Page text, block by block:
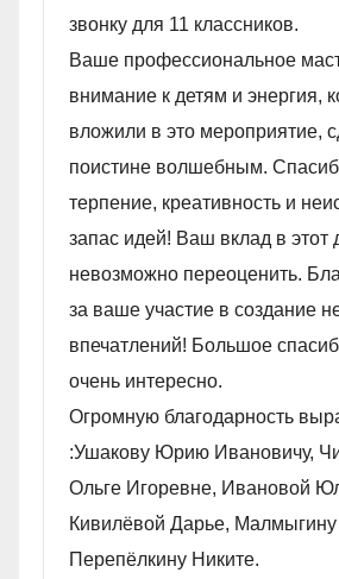
звонку для 11 классников.
Ваше профессиональное
внимание к детям и энергия,
вложили в это мероприятие,
поистине волшебным.
терпение, креативность и
запас идей! Ваш вклад в этот
невозможно переоценить.
за ваше участие в создание
впечатлений! Большое
очень интересно.
Огромную благодарность
:Ушакову Юрию Ивановичу,
Ольге Игоревне, Ивановой
Кивилëвой Дарье,
Перепëлкину Никите.